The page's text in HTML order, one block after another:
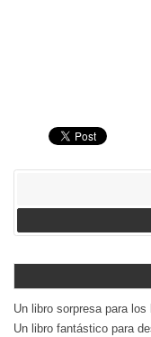
Un libro sorpresa para
Un libro fantástico para